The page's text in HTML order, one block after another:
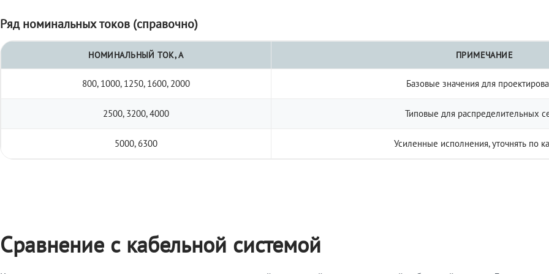
Ряд номинальных токов (справочно)
НОМИНАЛЬНЫЙ ТОК, А ПРИМЕЧАНИЕ
800, 1000, 1250, 1600, 2000 Базовые значения для
2500, 3200, 4000 Типовые для распределительных
5000, 6300 Усиленные исполнения, уточнять по
Сравнение с кабельной системой